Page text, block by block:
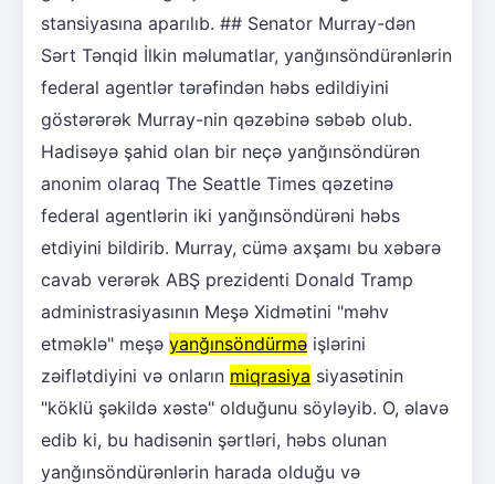
stansiyasına aparılıb. ## Senator Murray-dən
Sərt Tənqid İlkin məlumatlar, yanğınsöndürənlərin
federal agentlər tərəfindən həbs edildiyini
göstərərək Murray-nin qəzəbinə səbəb olub.
Hadisəyə şahid olan bir neçə yanğınsöndürən
anonim olaraq The Seattle Times qəzetinə
federal agentlərin iki yanğınsöndürəni həbs
etdiyini bildirib. Murray, cümə axşamı bu xəbərə
cavab verərək ABŞ prezidenti Donald Tramp
administrasiyasının Meşə Xidmətini "məhv
etməklə" meşə yanğınsöndürmə işlərini
zəiflətdiyini və onların miqrasiya siyasətinin
"köklü şəkildə xəstə" olduğunu söyləyib. O, əlavə
edib ki, bu hadisənin şərtləri, həbs olunan
yanğınsöndürənlərin harada olduğu və